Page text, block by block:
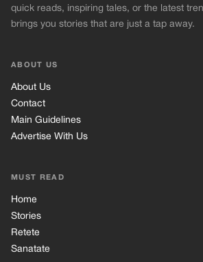
quick reads, inspiring tales, or the latest
brings you stories that are just a tap away.
ABOUT US
About Us
Contact
Main Guidelines
Advertise With Us
MUST READ
Home
Stories
Retete
Sanatate